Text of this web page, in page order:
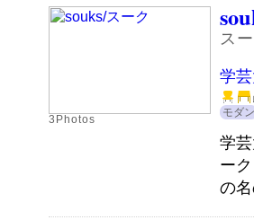
3Photos
ス
学
モダン
学
ー
の